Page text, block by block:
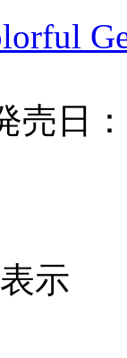
売日
示